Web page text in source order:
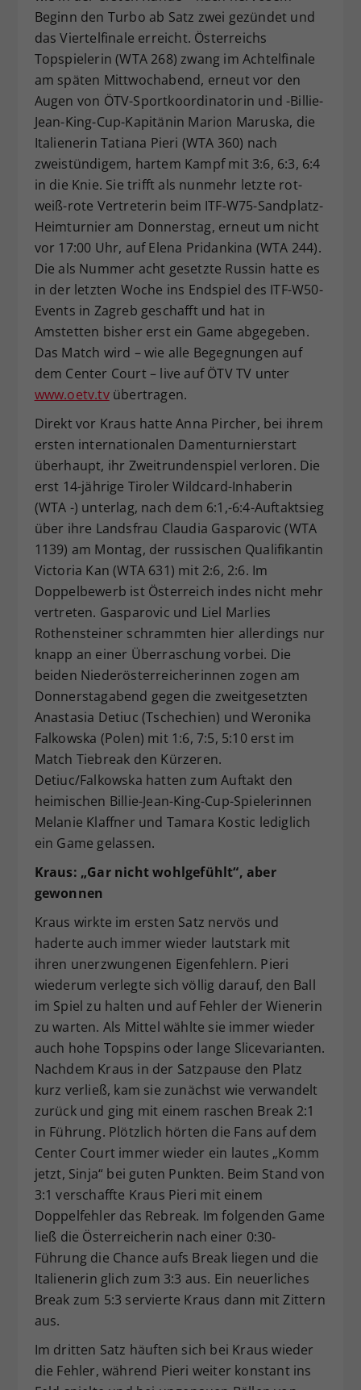
Beginn den Turbo ab Satz zwei gezündet und
das Viertelfinale erreicht. Österreichs
Topspielerin (WTA 268) zwang im Achtelfinale
am späten Mittwochabend, erneut vor den
Augen von ÖTV-Sportkoordinatorin und -Billie-
Jean-King-Cup-Kapitänin Marion Maruska, die
Italienerin Tatiana Pieri (WTA 360) nach
zweistündigem, hartem Kampf mit 3:6, 6:3, 6:4
in die Knie. Sie trifft als nunmehr letzte rot-
weiß-rote Vertreterin beim ITF-W75-Sandplatz-
Heimturnier am Donnerstag, erneut um nicht
vor 17:00 Uhr, auf Elena Pridankina (WTA 244).
Die als Nummer acht gesetzte Russin hatte es
in der letzten Woche ins Endspiel des ITF-W50-
Events in Zagreb geschafft und hat in
Amstetten bisher erst ein Game abgegeben.
Das Match wird – wie alle Begegnungen auf
dem Center Court – live auf ÖTV TV unter
www.oetv.tvübertragen.
Direkt vor Kraus hatte Anna Pircher, bei ihrem
ersten internationalen Damenturnierstart
überhaupt, ihr Zweitrundenspiel verloren. Die
erst 14-jährige Tiroler Wildcard-Inhaberin
(WTA -) unterlag, nach dem 6:1,-6:4-Auftaktsieg
über ihre Landsfrau Claudia Gasparovic (WTA
1139) am Montag, der russischen Qualifikantin
Victoria Kan (WTA 631) mit 2:6, 2:6. Im
Doppelbewerb ist Österreich indes nicht mehr
vertreten. Gasparovic und Liel Marlies
Rothensteiner schrammten hier allerdings nur
knapp an einer Überraschung vorbei. Die
beiden Niederösterreicherinnen zogen am
Donnerstagabend gegen die zweitgesetzten
Anastasia Detiuc (Tschechien) und Weronika
Falkowska (Polen) mit 1:6, 7:5, 5:10 erst im
Match Tiebreak den Kürzeren.
Detiuc/Falkowska hatten zum Auftakt den
heimischen Billie-Jean-King-Cup-Spielerinnen
Melanie Klaffner und Tamara Kostic lediglich
ein Game gelassen.
Kraus: „Gar nicht wohlgefühlt“, aber
gewonnen
Kraus wirkte im ersten Satz nervös und
haderte auch immer wieder lautstark mit
ihren unerzwungenen Eigenfehlern. Pieri
wiederum verlegte sich völlig darauf, den Ball
im Spiel zu halten und auf Fehler der Wienerin
zu warten. Als Mittel wählte sie immer wieder
auch hohe Topspins oder lange Slicevarianten.
Nachdem Kraus in der Satzpause den Platz
kurz verließ, kam sie zunächst wie verwandelt
zurück und ging mit einem raschen Break 2:1
in Führung. Plötzlich hörten die Fans auf dem
Center Court immer wieder ein lautes „Komm
jetzt, Sinja“ bei guten Punkten. Beim Stand von
3:1 verschaffte Kraus Pieri mit einem
Doppelfehler das Rebreak. Im folgenden Game
ließ die Österreicherin nach einer 0:30-
Führung die Chance aufs Break liegen und die
Italienerin glich zum 3:3 aus. Ein neuerliches
Break zum 5:3 servierte Kraus dann mit Zittern
aus.
Im dritten Satz häuften sich bei Kraus wieder
die Fehler, während Pieri weiter konstant ins
Dieser Wert speichert Ihre Consent-
Einstellungen. Unter anderem eine
zufällig generierte ID, für die
historische Speicherung Ihrer
vorgenommen Einstellungen, falls der
Webseiten-Betreiber dies eingestellt
hat.